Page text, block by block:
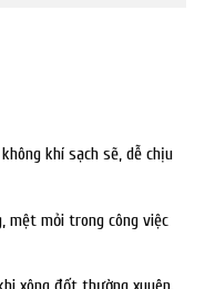
khí sạch sẽ, dễ chịu
mệt mỏi trong công việc